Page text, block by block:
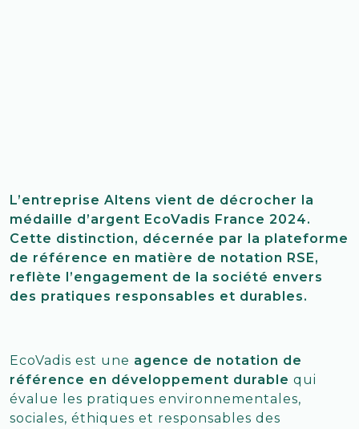
L’entreprise Altens vient de décrocher la
médaille d’argent EcoVadis France 2024.
Cette distinction, décernée par la plateforme
de référence en matière de notation RSE,
reflète l’engagement de la société envers
des pratiques responsables et durables.
EcoVadis est une agence de notation de
référence en développement durable qui
évalue les pratiques environnementales,
sociales, éthiques et responsables des